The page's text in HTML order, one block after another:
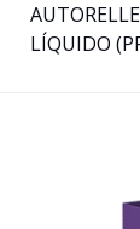
LÍQUIDO